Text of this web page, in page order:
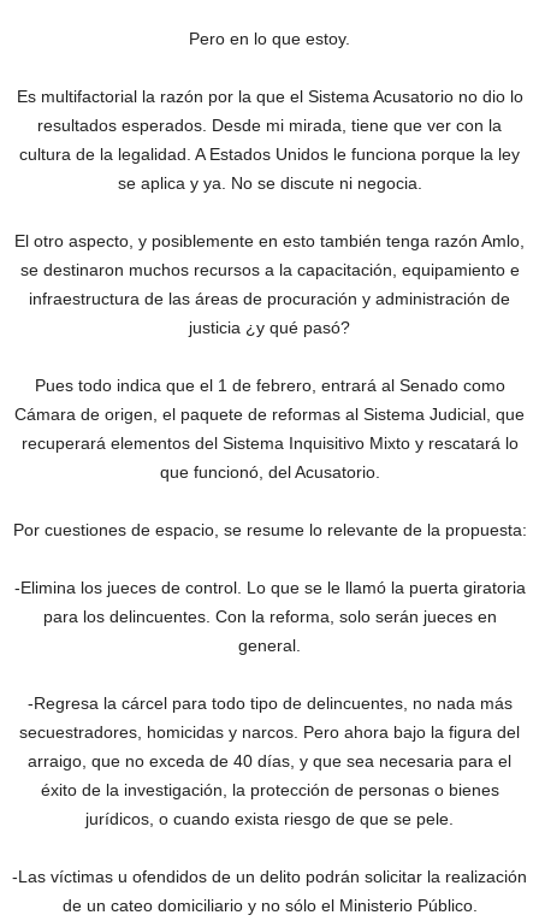
Pero en lo que estoy.
Es multifactorial la razón por la que el Sistema Acusatorio no dio lo
resultados esperados. Desde mi mirada, tiene que ver con la
cultura de la legalidad. A Estados Unidos le funciona porque la ley
se aplica y ya. No se discute ni negocia.
El otro aspecto, y posiblemente en esto también tenga razón Amlo,
se destinaron muchos recursos a la capacitación, equipamiento e
infraestructura de las áreas de procuración y administración de
justicia ¿y qué pasó?
Pues todo indica que el 1 de febrero, entrará al Senado como
Cámara de origen, el paquete de reformas al Sistema Judicial, que
recuperará elementos del Sistema Inquisitivo Mixto y rescatará lo
que funcionó, del Acusatorio.
Por cuestiones de espacio, se resume lo relevante de la propuesta:
-Elimina los jueces de control. Lo que se le llamó la puerta giratoria
para los delincuentes. Con la reforma, solo serán jueces en
general.
-Regresa la cárcel para todo tipo de delincuentes, no nada más
secuestradores, homicidas y narcos. Pero ahora bajo la figura del
arraigo, que no exceda de 40 días, y que sea necesaria para el
éxito de la investigación, la protección de personas o bienes
jurídicos, o cuando exista riesgo de que se pele.
-Las víctimas u ofendidos de un delito podrán solicitar la realización
de un cateo domiciliario y no sólo el Ministerio Público.